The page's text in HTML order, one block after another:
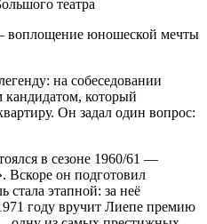
воплощение юношеской мечты
на собеседовании
кандидатом, который
Он задал один вопрос:
в сезоне 1960/61 —
Вскоре он подготовил
стала этапной: за неё
году вручит Лиепе премию